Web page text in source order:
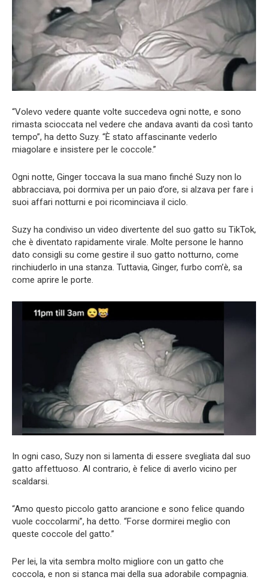
“Volevo vedere quante volte succedeva ogni notte, e sono
rimasta scioccata nel vedere che andava avanti da così tanto
tempo”, ha detto Suzy. “È stato affascinante vederlo
miagolare e insistere per le coccole.”
Ogni notte, Ginger toccava la sua mano finché Suzy non lo
abbracciava, poi dormiva per un paio d’ore, si alzava per fare i
suoi affari notturni e poi ricominciava il ciclo.
Suzy ha condiviso un video divertente del suo gatto su TikTok,
che è diventato rapidamente virale. Molte persone le hanno
dato consigli su come gestire il suo gatto notturno, come
rinchiuderlo in una stanza. Tuttavia, Ginger, furbo com’è, sa
come aprire le porte.
In ogni caso, Suzy non si lamenta di essere svegliata dal suo
gatto affettuoso. Al contrario, è felice di averlo vicino per
scaldarsi.
“Amo questo piccolo gatto arancione e sono felice quando
vuole coccolarmi”, ha detto. “Forse dormirei meglio con
queste coccole del gatto.”
Per lei, la vita sembra molto migliore con un gatto che
coccola, e non si stanca mai della sua adorabile compagnia.